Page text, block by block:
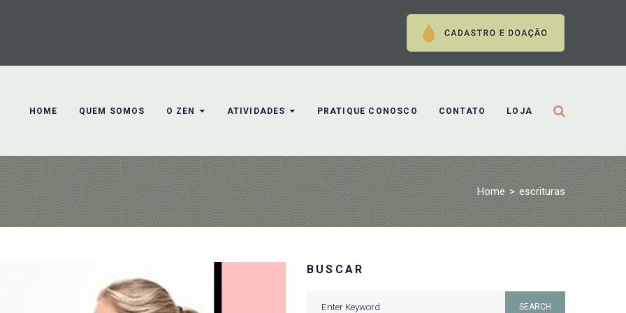
HOME QUEM SOMOS O ZEN ATIVIDADES PRATIQUE CONOSCO CONTATO LOJA
Home > escrituras
BUSCAR
SEARCH